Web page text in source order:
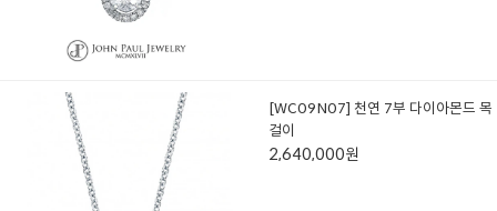
[WC09N07] 천연 7부 다이아몬드 목
걸이
2,640,000원